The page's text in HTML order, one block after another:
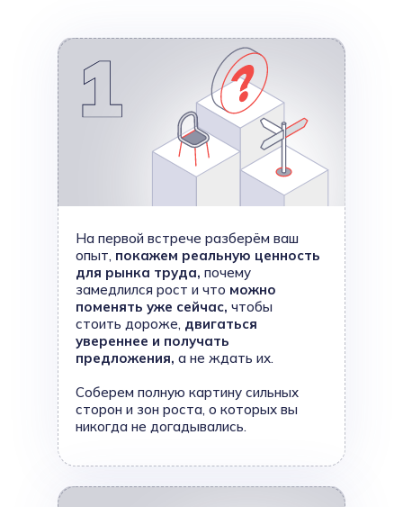
На первой встрече разберём ваш
опыт, покажем реальную ценность
для рынка труда, почему
замедлился рост и что можно
поменять уже сейчас, чтобы
стоить дороже, двигаться
увереннее и получать
предложения, а не ждать их.
Соберем полную картину сильных
сторон и зон роста, о которых вы
никогда не догадывались.